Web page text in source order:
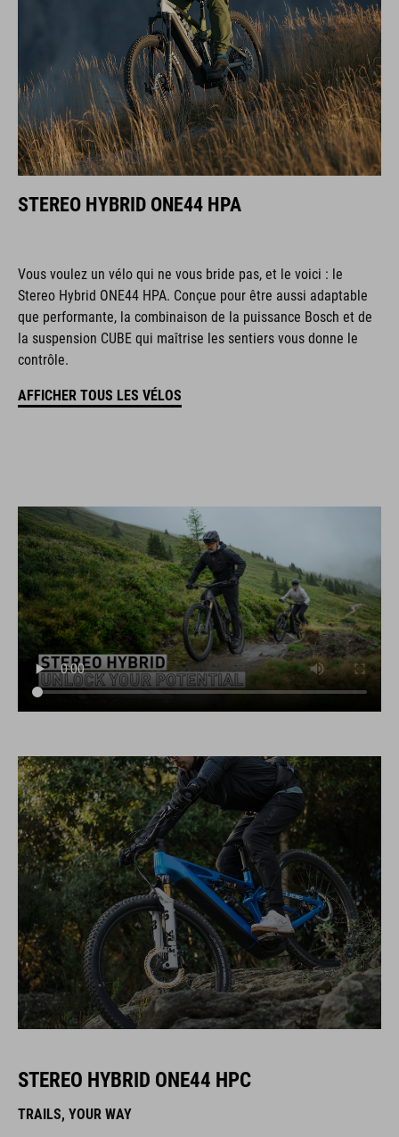
STEREO HYBRID ONE44 HPA
Vous voulez un vélo qui ne vous bride pas, et le voici : le
Stereo Hybrid ONE44 HPA. Conçue pour être aussi adaptable
que performante, la combinaison de la puissance Bosch et de
la suspension CUBE qui maîtrise les sentiers vous donne le
contrôle.
AFFICHER TOUS LES VÉLOS
STEREO HYBRID ONE44 HPC
TRAILS, YOUR WAY